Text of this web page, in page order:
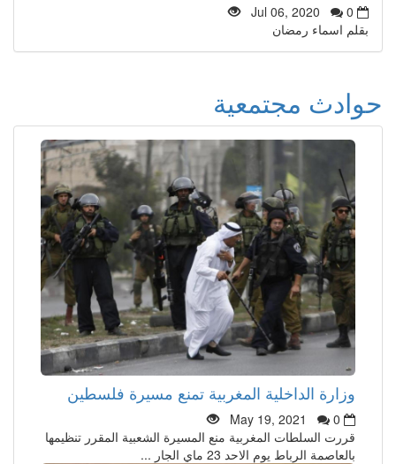
Jul 06, 2020
0
بقلم اسماء رمضان
حوادث مجتمعية
وزارة الداخلية المغربية تمنع مسيرة فلسطين
May 19, 2021
0
قررت السلطات المغربية منع المسيرة الشعبية المقرر تنظيمها
بالعاصمة الرباط يوم الاحد 23 ماي الجار ...